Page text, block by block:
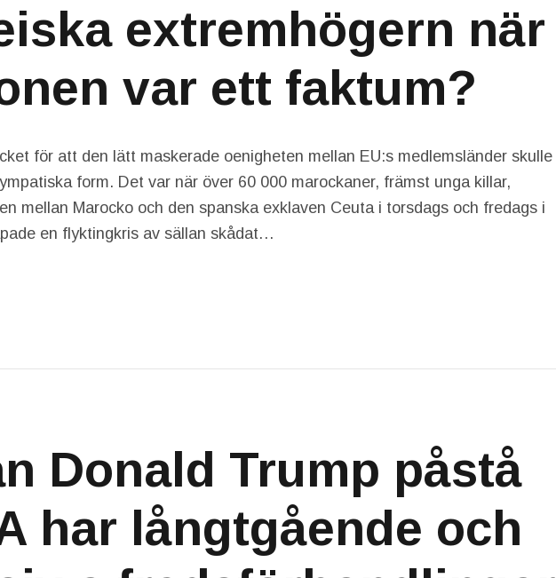
extremhögern när
var ett faktum?
för att den lätt maskerade oenigheten mellan EU:s medlemsländer skulle
form. Det var när över 60 000 marockaner, främst unga killar,
mellan Marocko och den spanska exklaven Ceuta i torsdags och fredags i
en flyktingkris av sällan skådat…
Donald Trump påstå
har långtgående och